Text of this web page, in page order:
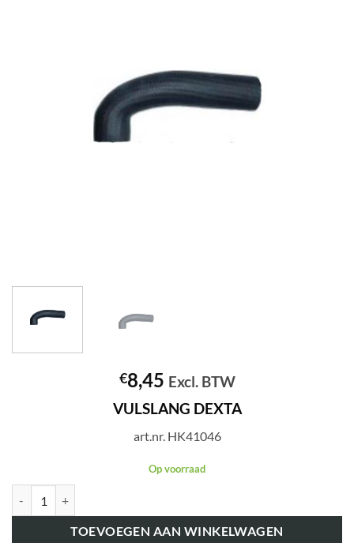
€8,45 Excl. BTW
VULSLANG DEXTA
art.nr. HK41046
Op voorraad
TOEVOEGEN AAN WINKELWAGEN